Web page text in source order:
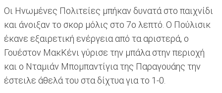
Οι Ηνωμένες Πολιτείες μπήκαν δυνατά στο παιχνίδι
και άνοιξαν το σκορ μόλις στο 7ο λεπτό. Ο Πούλισικ
έκανε εξαιρετική ενέργεια από τα αριστερά, ο
Γουέστον ΜακΚένι γύρισε την μπάλα στην περιοχή
και ο Νταμιάν Μπομπαντίγια της Παραγουάης την
έστειλε άθελά του στα δίχτυα για το 1-0.